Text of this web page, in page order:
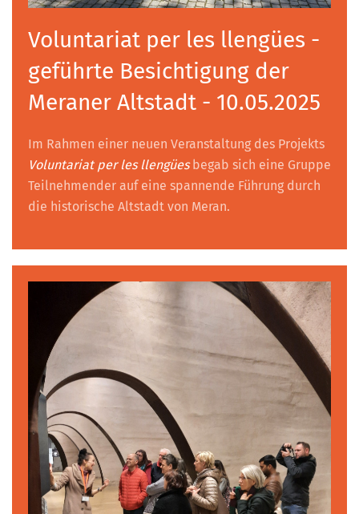
Voluntariat per les llengües -
geführte Besichtigung der
Meraner Altstadt - 10.05.2025
Im Rahmen einer neuen Veranstaltung des Projekts
Voluntariat per les llengüesbegab sich eine Gruppe
Teilnehmender auf eine spannende Führung durch
die historische Altstadt von Meran.